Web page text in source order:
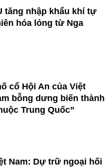
tăng nhập khẩu khí tự
hóa lỏng từ Nga
cổ Hội An của Việt
bỗng dưng biến thành
Trung Quốc”
Nam: Dự trữ ngoại hối